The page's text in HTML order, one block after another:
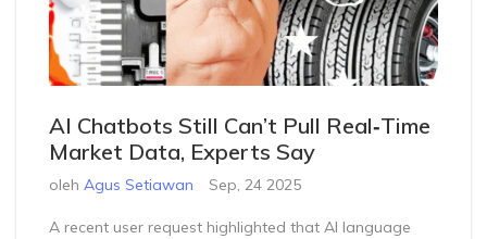
AI Chatbots Still Can’t Pull Real‑Time
Market Data, Experts Say
oleh Agus Setiawan Sep, 24 2025
A recent user request highlighted that AI language